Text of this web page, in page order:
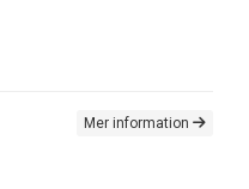
Mer information